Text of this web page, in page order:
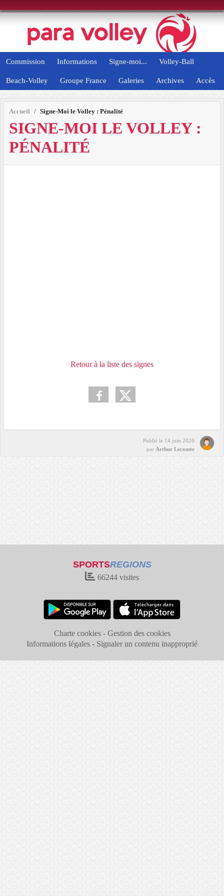
Commission Informations Signe-moi... Volley-Ball
Beach-Volley Groupe France Galeries Archives Accès
Accueil Signe-Moi le Volley : Pénalité
SIGNE-MOI LE VOLLEY :
PÉNALITÉ
Retour à la liste des signes
Publié le 14 juin 2020
par Arthur Lecomte
SPORTSREGIONS
66244 visites
Charte cookies
Gestion des cookies
Informations légales
Signaler un contenu inapproprié